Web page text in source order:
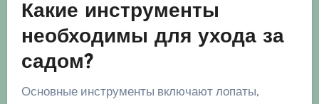
Какие инструменты
необходимы для ухода за
садом?
Основные инструменты включают лопаты,